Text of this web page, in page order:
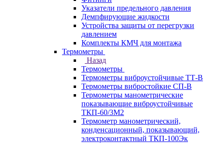
Указатели предельного давления
Демпфирующие жидкости
Устройства защиты от перегрузки
давлением
Комплекты КМЧ для монтажа
Термометры
Назад
Термометры
Термометры виброустойчивые ТТ-В
Термометры вибростойкие СП-В
Термометры манометрические
показывающие виброустойчивые
ТКП-60/3М2
Термометр манометрический,
конденсационный, показывающий,
электроконтактный ТКП-100Эк